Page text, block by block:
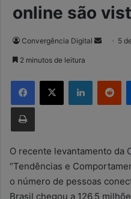
online são
Convergência Digital
d
-
m
a
5
2 minutos de leitura
O recente levantamento da
“Tendências e
o número de pessoas
Brasil chegou a 126,5